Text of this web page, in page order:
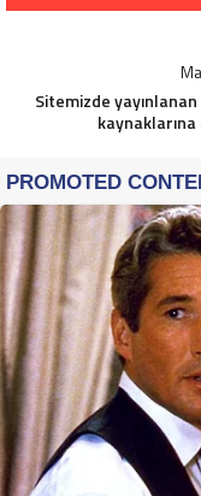
Sitemizde